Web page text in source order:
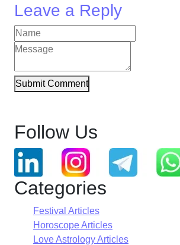
Leave a Reply
Submit Comment
Follow Us
Categories
Festival Articles
Horoscope Articles
Love Astrology Articles